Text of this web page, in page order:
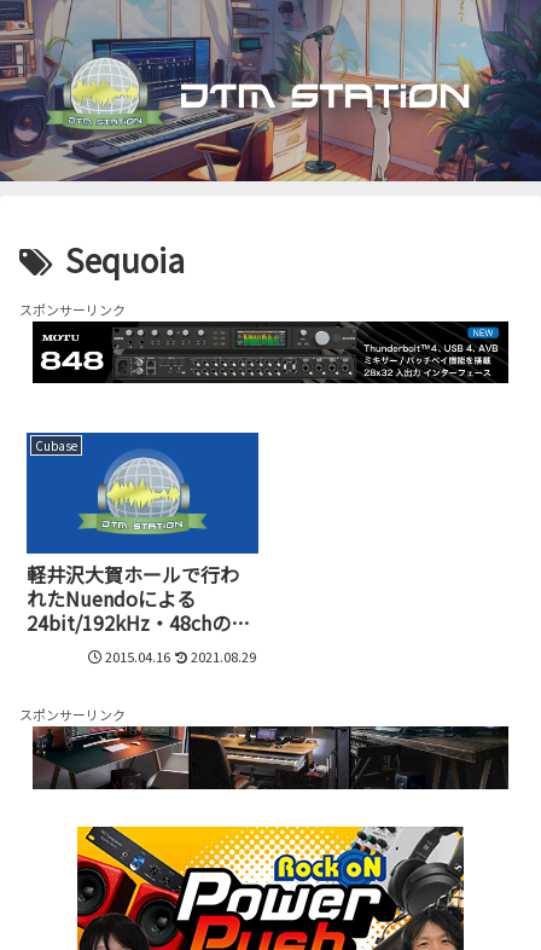
Sequoia
スポンサーリンク
Cubase
軽井沢大賀ホールで行わ
れたNuendoによる
24bit/192kHz・48chの同
時レコーディングテスト
2015.04.16 2021.08.29
スポンサーリンク